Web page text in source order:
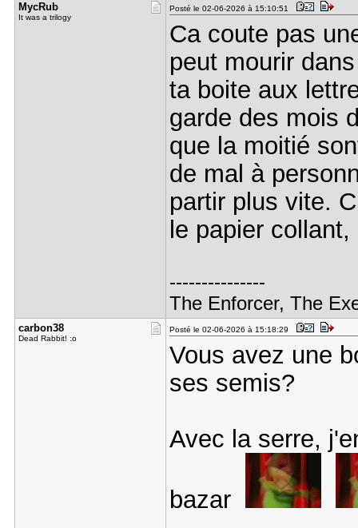
MycRub
It was a trilogy
Posté le 02-06-2026 à 15:10:51
Ca coute pas
peut mourir
ta boite aux
garde des mois
que la moitié
de mal à
partir plus vite.
le papier
---------------
The Enforcer, The
carbon38
Dead Rabbit! :o
Posté le 02-06-2026 à 15:18:29
Vous avez une
ses semis?
Avec la serre,
bazar